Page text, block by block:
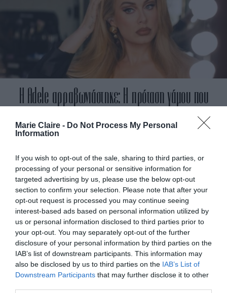
Marie Claire - Do Not Process My Personal
Information
If you wish to opt-out of the sale, sharing to third parties, or
processing of your personal or sensitive information for
targeted advertising by us, please use the below opt-out
section to confirm your selection. Please note that after your
opt-out request is processed you may continue seeing
interest-based ads based on personal information utilized by
us or personal information disclosed to third parties prior to
your opt-out. You may separately opt-out of the further
disclosure of your personal information by third parties on the
IAB’s list of downstream participants. This information may
also be disclosed by us to third parties on the IAB’s List of
Downstream Participants that may further disclose it to other
H Adele αρραβωνιάστηκε: Η πρόταση γάμου που
έγινε στη γενέτειρά της
ADVERTISEMENT - CONTINUE READING BELOW